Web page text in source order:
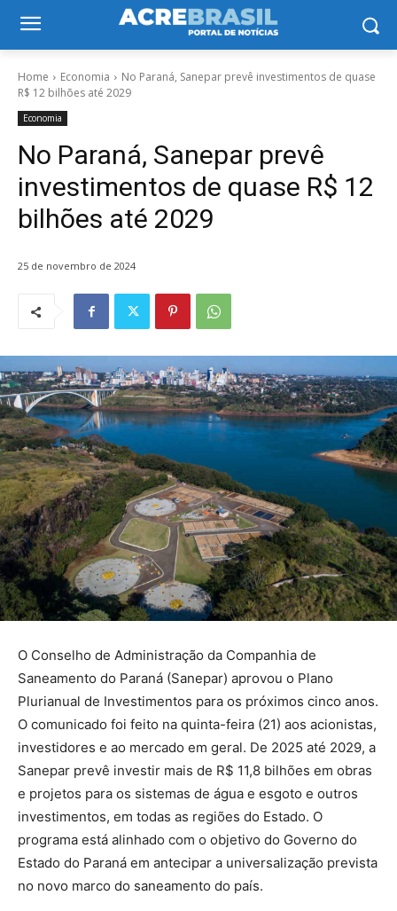
Home Economia
No Paraná, Sanepar prevê investimentos de quase
R$ 12 bilhões até 2029
Economia
No Paraná, Sanepar prevê
investimentos de quase R$ 12
bilhões até 2029
25 de novembro de 2024
O Conselho de Administração da Companhia de
Saneamento do Paraná (Sanepar) aprovou o Plano
Plurianual de Investimentos para os próximos cinco anos.
O comunicado foi feito na quinta-feira (21) aos acionistas,
investidores e ao mercado em geral. De 2025 até 2029, a
Sanepar prevê investir mais de R$ 11,8 bilhões em obras
e projetos para os sistemas de água e esgoto e outros
investimentos, em todas as regiões do Estado. O
programa está alinhado com o objetivo do Governo do
Estado do Paraná em antecipar a universalização prevista
no novo marco do saneamento do país.